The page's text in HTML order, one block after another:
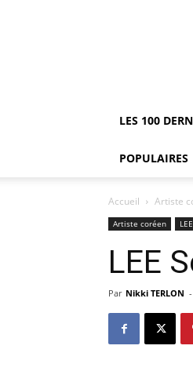
LES 100
POPULAIRES
Accueil Artiste
Artiste coréen
LEE
Par Nikki TERLON -